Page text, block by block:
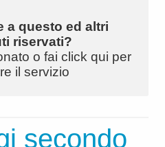
a questo ed altri
riservati?
o fai click qui per
il servizio
secondo